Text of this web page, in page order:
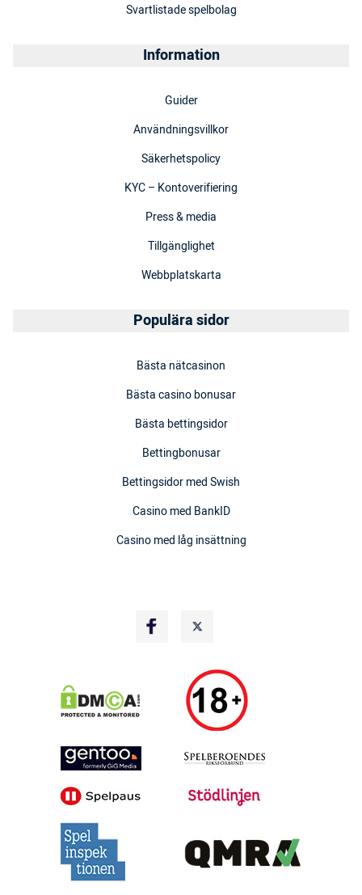
Svartlistade spelbolag
Information
Guider
Användningsvillkor
Säkerhetspolicy
KYC – Kontoverifiering
Press & media
Tillgänglighet
Webbplatskarta
Populära sidor
Bästa nätcasinon
Bästa casino bonusar
Bästa bettingsidor
Bettingbonusar
Bettingsidor med Swish
Casino med BankID
Casino med låg insättning